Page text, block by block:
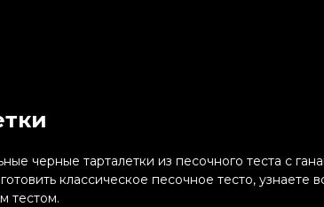
черные тарталетки из песочного теста с
классическое песочное тесто, узнаете
тестом.